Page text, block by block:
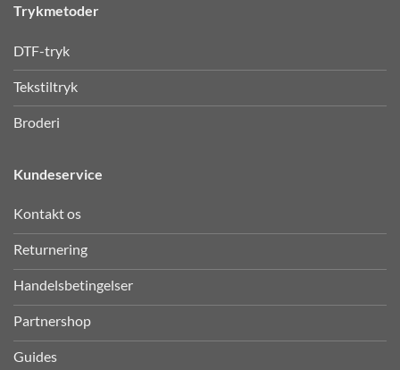
Trykmetoder
DTF-tryk
Tekstiltryk
Broderi
Kundeservice
Kontakt os
Returnering
Handelsbetingelser
Partnershop
Guides